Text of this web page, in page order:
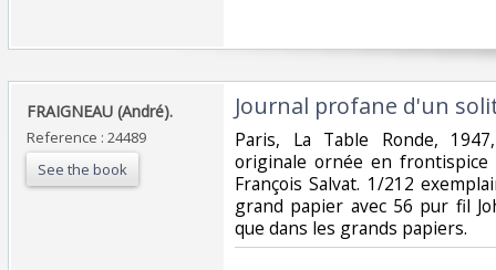
‎FRAIGNEAU (André).‎
Reference : 24489
See the book
‎Journal profane d'un
‎Paris, La Table Ronde,
originale ornée en
François Salvat. 1/212
grand papier avec 56 pur fil
que dans les grands papiers.‎